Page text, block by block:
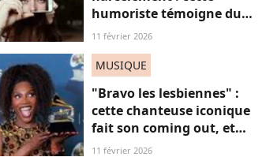
humoriste témoigne du
sort des femmes sur les
11 février 2026
MUSIQUE
"Bravo les lesbiennes" :
cette chanteuse iconique
fait son coming out, et
non, on ne "s'en fout" pas
11 février 2026